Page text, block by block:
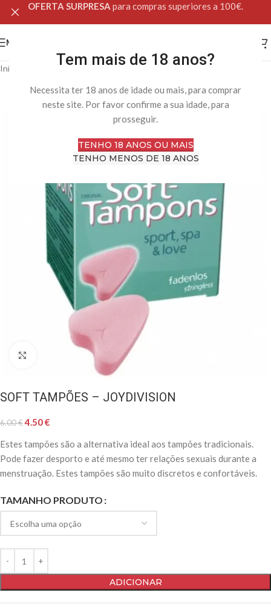
Tem mais de 18 anos?
Necessita ter 18 anos de idade ou mais, para comprar
neste site. Por favor confirme a sua idade, para
prosseguir.
TENHO 18 ANOS OU MAIS
TENHO MENOS DE 18 ANOS
OFERTA SURPRESA para compras superiores a 100€.
MENU
Início Loja Online Saúde Intima Saúde Sexual
-25%
Clique para ampliar
SOFT TAMPÕES – JOYDIVISION
6.00€4.50€
Estes tampões são a alternativa ideal aos tampões tradicionais.
Pode fazer desporto e até mesmo ter relações sexuais durante a
menstruação. Estes tampões são muito discretos e confortáveis.
TAMANHO PRODUTO
ADICIONAR